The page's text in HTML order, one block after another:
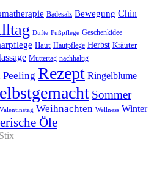
Badesalz Bewegung Chin
Düfte Fußpflege Geschenkidee
Haut Hautpflege Herbst Kräuter
Muttertag nachhaltig
Peeling Rezept Ringelblume
Sommer
Valentinstag Weihnachten Wellness Winter
Öle